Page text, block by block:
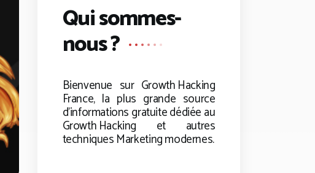
Qui sommes-
nous ?
Bienvenue sur Growth Hacking
France, la plus grande source
d’informations gratuite dédiée au
Growth Hacking et autres
techniques Marketing modernes.